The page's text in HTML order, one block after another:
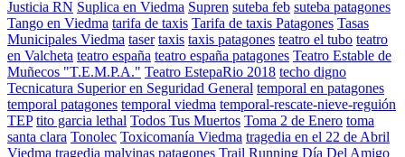
Justicia RN Suplica en Viedma Supren suteba feb suteba patagones
Tango en Viedma tarifa de taxis Tarifa de taxis Patagones Tasas
Municipales Viedma taser taxis taxis patagones teatro el tubo teatro
en Valcheta teatro españa teatro españa patagones Teatro Estable de
Muñecos "T.E.M.P.A." Teatro EstepaRio 2018 techo digno
Tecnicatura Superior en Seguridad General temporal en patagones
temporal patagones temporal viedma temporal-rescate-nieve-reguión
TEP tito garcia lethal Todos Tus Muertos Toma 2 de Enero toma
santa clara Tonolec Toxicomanía Viedma tragedia en el 22 de Abril
Viedma tragedia malvinas patagones Trail Running Día Del Amigo